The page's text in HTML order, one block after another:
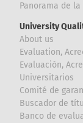
Panorama de
University
About us
Evaluation,
Evaluación,
Universitarios
Comité de
Buscador de
Banco de